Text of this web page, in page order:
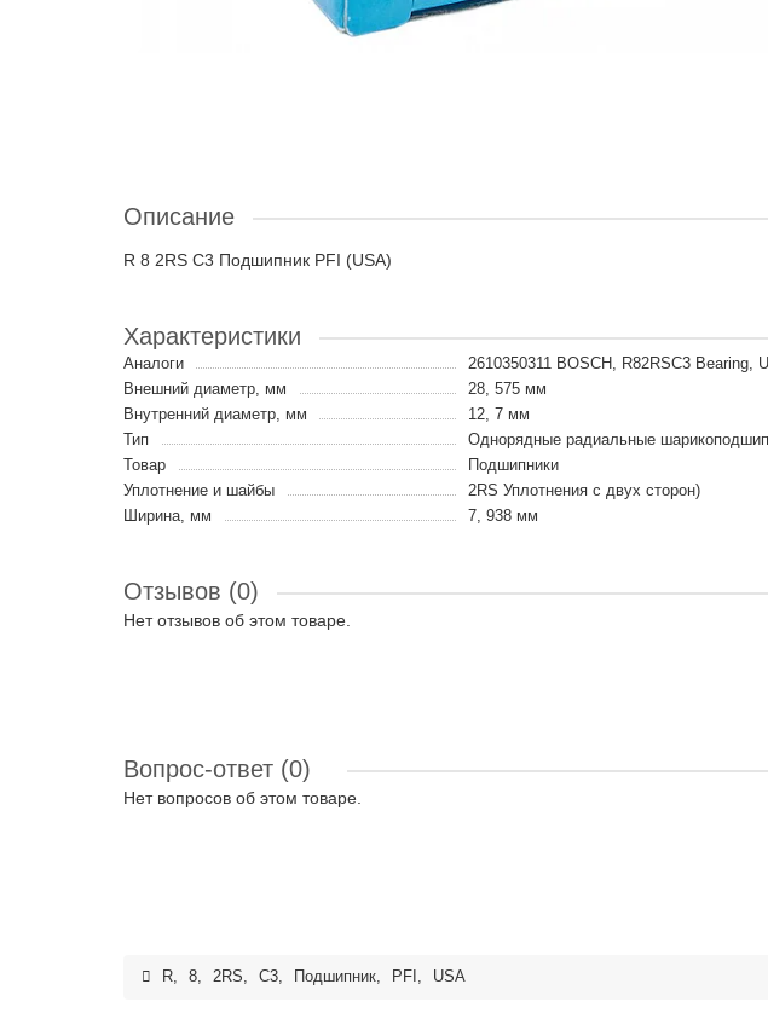
Описание
R 8 2RS C3 Подшипник PFI (USA)
Характеристики
Аналоги
2610350311 BOSCH, R82RSC3 Bearing,
Внешний диаметр, мм
28, 575 мм
Внутренний диаметр, мм
12, 7 мм
Тип
Однорядные радиальные
Товар
Подшипники
Уплотнение и шайбы
2RS Уплотнения с двух сторон)
Ширина, мм
7, 938 мм
Отзывов (0)
Нет отзывов об этом товаре.
Вопрос-ответ (0)
Нет вопросов об этом товаре.
R, 8, 2RS, C3, Подшипник, PFI , USA